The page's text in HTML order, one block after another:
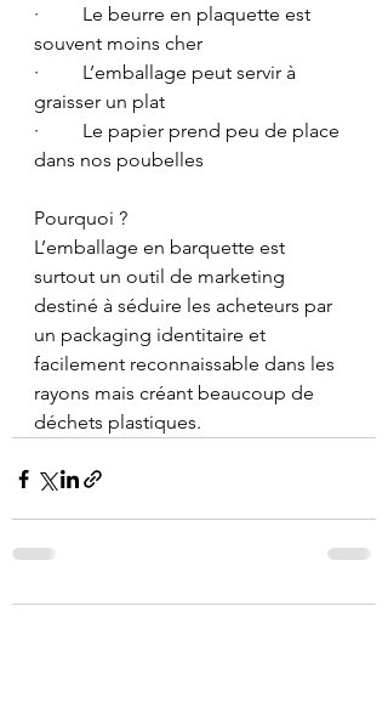
·         Le beurre en plaquette est
souvent moins cher
·         L’emballage peut servir à
graisser un plat
·         Le papier prend peu de place
dans nos poubelles
Pourquoi ?
L’emballage en barquette est
surtout un outil de marketing
destiné à séduire les acheteurs par
un packaging identitaire et
facilement reconnaissable dans les
rayons mais créant beaucoup de
déchets plastiques.